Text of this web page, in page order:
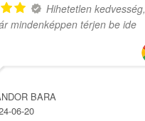
Hihetetlen kedvesség,
mindenképpen térjen be ide
BARA
06-20